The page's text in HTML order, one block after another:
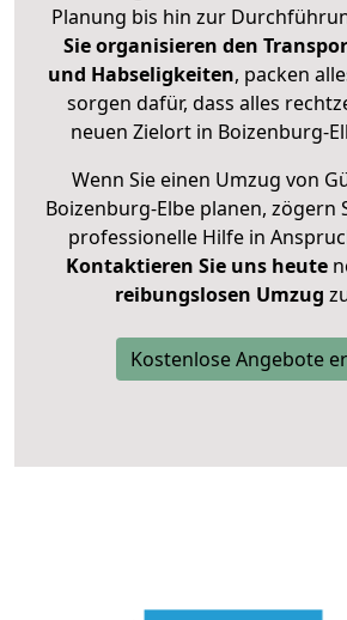
Planung bis hin zur
Sie organisieren den
und Habseligkeiten, packen
sorgen dafür, dass alles
neuen Zielort in Boizenburg-
Wenn Sie einen Umzug von
Boizenburg-Elbe planen, zögern
professionelle Hilfe in
Kontaktieren Sie uns heute
reibungslosen Umzug
Kostenlose Angebote